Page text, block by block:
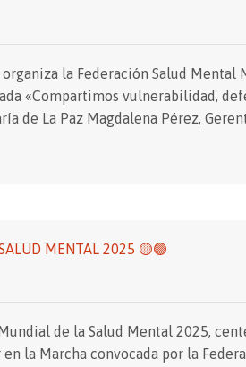
la Federación Salud Mental
«Compartimos vulnerabilidad,
de La Paz Magdalena Pérez,
MENTAL 2025 🟡🟢
de la Salud Mental 2025,
la Marcha convocada por la